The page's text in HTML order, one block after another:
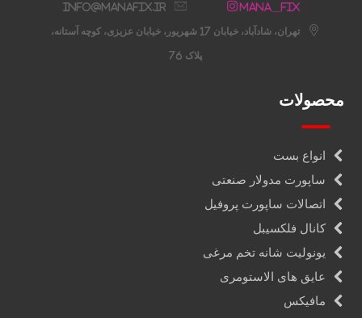
Mana__fix
info@manafix.ir
تهران، شادآباد، خیابان 17 شهریور، خیابان عزیزی، کوچه آستانه،
پلاک 76
محصولات
انواع بست
ساپورت مدولار صنعتی
اتصالات ساپورت پروفیل
کانال فلکسیبل
یونولیت شانه تخم مرغی
عایق های الاستومری
مافیکس